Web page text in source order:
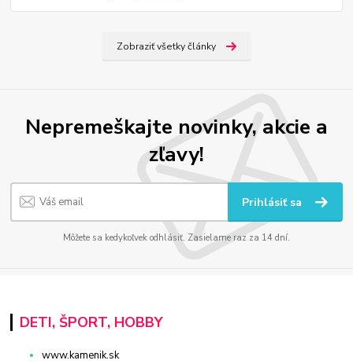
Zobraziť všetky články
Nepremeškajte novinky, akcie a
zľavy!
Prihlásiť sa
Môžete sa kedykoľvek odhlásiť. Zasielame raz za 14 dní.
DETI, ŠPORT, HOBBY
www.kamenik.sk